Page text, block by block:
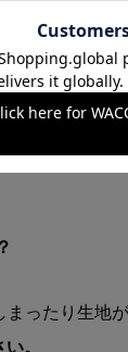
はあるの？
で大丈夫です。
えない場合
ったり生地
。